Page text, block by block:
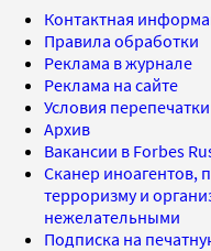
Контактная
Правила обработки
Реклама в журнале
Реклама на сайте
Условия перепечатки
Архив
Вакансии в Forbes
Сканер иноагентов,
терроризму и
нежелательными
Подписка на